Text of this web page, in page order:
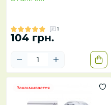
1
104 грн.
Заканчивается